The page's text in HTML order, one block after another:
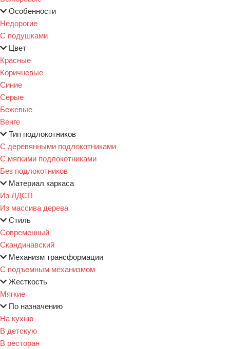
Особенности
Недорогие
С подушками
Цвет
Красные
Коричневые
Синие
Серые
Бежевые
Венге
Тип подлокотников
С деревянными подлокотниками
С мягкими подлокотниками
Без подлокотников
Материал каркаса
Из ЛДСП
Из массива дерева
Стиль
Современный
Скандинавский
Механизм трансформации
С подъемным механизмом
Жесткость
Мягкие
По назначению
На кухню
В детскую
В ресторан